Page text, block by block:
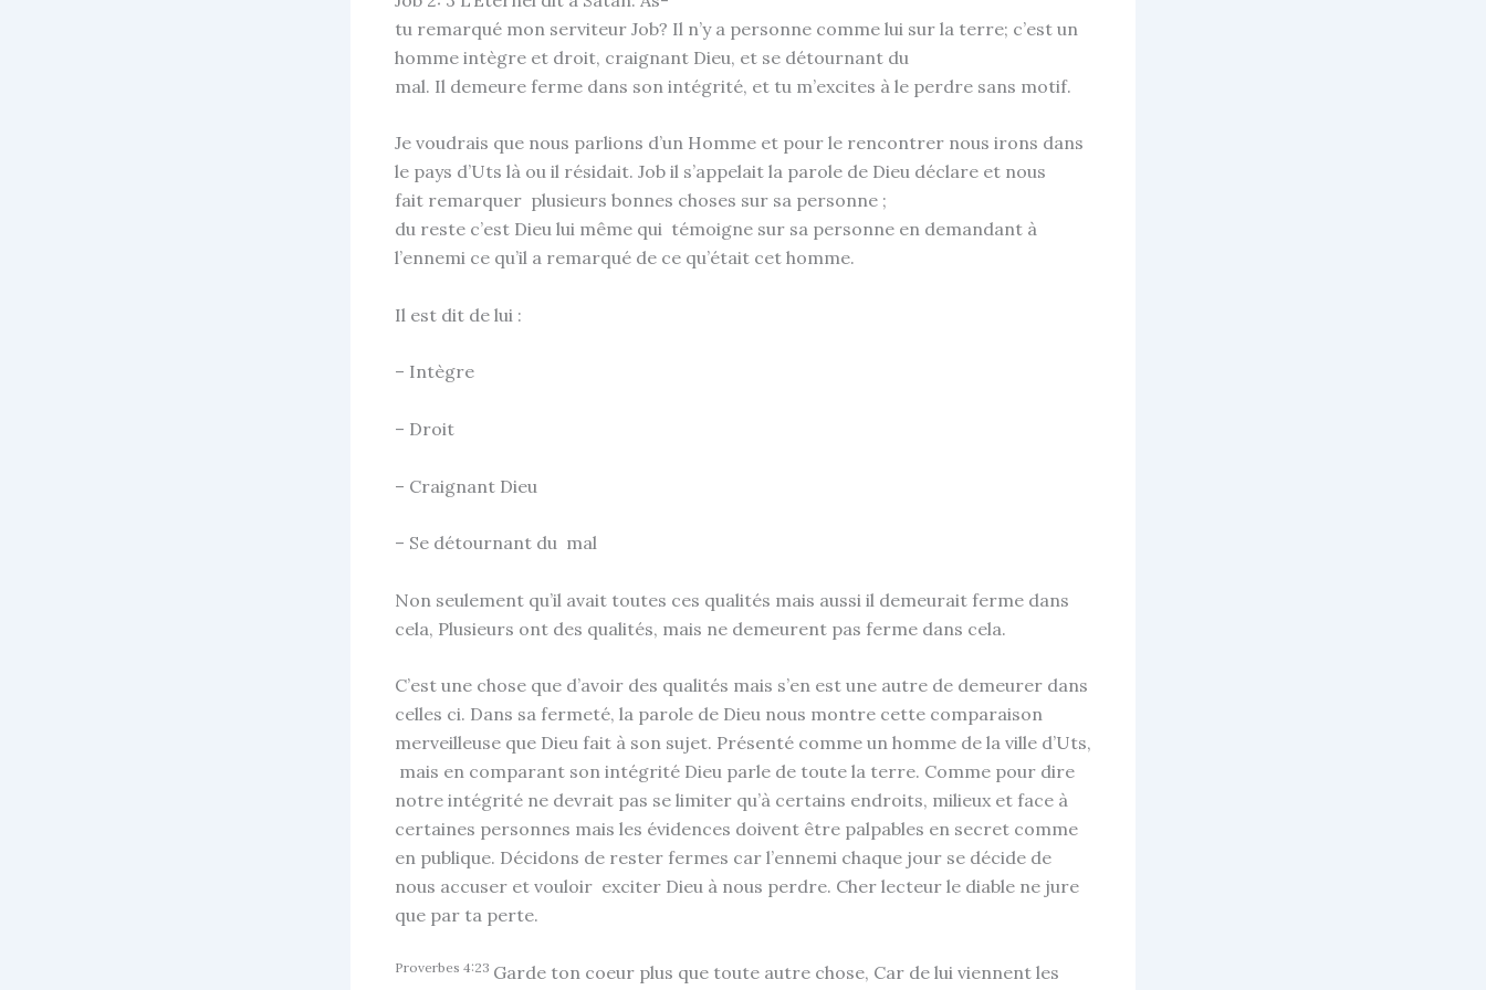
tu remarqué mon serviteur Job? Il n’y a personne comme lui sur la terre; c’est un
homme intègre et droit, craignant Dieu, et se détournant du
mal. Il demeure ferme dans son intégrité, et tu m’excites à le perdre sans motif.
Je voudrais que nous parlions d’un Homme et pour le rencontrer nous irons dans
le pays d’Uts là ou il résidait. Job il s’appelait la parole de Dieu déclare et nous
fait remarquer plusieurs bonnes choses sur sa personne ;
du reste c’est Dieu lui même qui témoigne sur sa personne en demandant à
l’ennemi ce qu’il a remarqué de ce qu’était cet homme.
Il est dit de lui :
– Intègre
– Droit
– Craignant Dieu
– Se détournant du mal
Non seulement qu’il avait toutes ces qualités mais aussi il demeurait ferme dans
cela, Plusieurs ont des qualités, mais ne demeurent pas ferme dans cela.
C’est une chose que d’avoir des qualités mais s’en est une autre de demeurer dans
celles ci. Dans sa fermeté, la parole de Dieu nous montre cette comparaison
merveilleuse que Dieu fait à son sujet. Présenté comme un homme de la ville d’Uts,
mais en comparant son intégrité Dieu parle de toute la terre. Comme pour dire
notre intégrité ne devrait pas se limiter qu’à certains endroits, milieux et face à
certaines personnes mais les évidences doivent être palpables en secret comme
en publique. Décidons de rester fermes car l’ennemi chaque jour se décide de
nous accuser et vouloir exciter Dieu à nous perdre. Cher lecteur le diable ne jure
que par ta perte.
Proverbes 4:23 Garde ton coeur plus que toute autre chose, Car de lui viennent les